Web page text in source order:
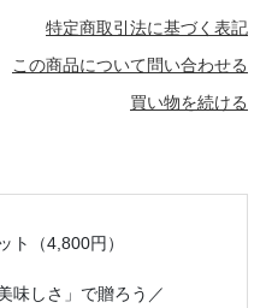
特定商取引法に基づく表記
この商品について問い合わせる
買い物を続ける
ト（4,800円）
味しさ」で贈ろう／